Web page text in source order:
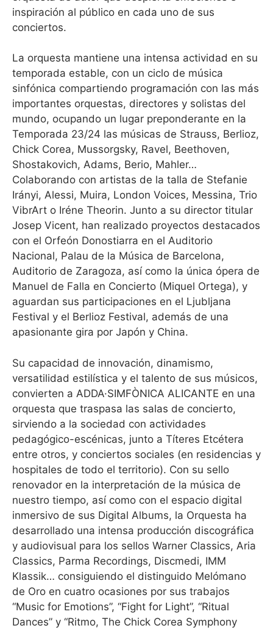
inspiración al público en cada uno de sus
conciertos.
La orquesta mantiene una intensa actividad en su
temporada estable, con un ciclo de música
sinfónica compartiendo programación con las más
importantes orquestas, directores y solistas del
mundo, ocupando un lugar preponderante en la
Temporada 23/24 las músicas de Strauss, Berlioz,
Chick Corea, Mussorgsky, Ravel, Beethoven,
Shostakovich, Adams, Berio, Mahler…
Colaborando con artistas de la talla de Stefanie
Irányi, Alessi, Muira, London Voices, Messina, Trio
VibrArt o Iréne Theorin. Junto a su director titular
Josep Vicent, han realizado proyectos destacados
con el Orfeón Donostiarra en el Auditorio
Nacional, Palau de la Música de Barcelona,
Auditorio de Zaragoza, así como la única ópera de
Manuel de Falla en Concierto (Miquel Ortega), y
aguardan sus participaciones en el Ljubljana
Festival y el Berlioz Festival, además de una
apasionante gira por Japón y China.
Su capacidad de innovación, dinamismo,
versatilidad estilística y el talento de sus músicos,
convierten a ADDA·SIMFÒNICA ALICANTE en una
orquesta que traspasa las salas de concierto,
sirviendo a la sociedad con actividades
pedagógico-escénicas, junto a Títeres Etcétera
entre otros, y conciertos sociales (en residencias y
hospitales de todo el territorio). Con su sello
renovador en la interpretación de la música de
nuestro tiempo, así como con el espacio digital
inmersivo de sus Digital Albums, la Orquesta ha
desarrollado una intensa producción discográfica
y audiovisual para los sellos Warner Classics, Aria
Classics, Parma Recordings, Discmedi, IMM
Klassik… consiguiendo el distinguido Melómano
de Oro en cuatro ocasiones por sus trabajos
“Music for Emotions”, “Fight for Light”, “Ritual
Dances” y “Ritmo, The Chick Corea Symphony